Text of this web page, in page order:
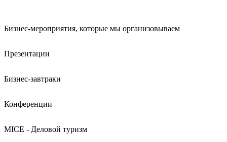
Бизнес-мероприятия, которые мы организовываем
Презентации
Бизнес-завтраки
Конференции
MICE - Деловой туризм